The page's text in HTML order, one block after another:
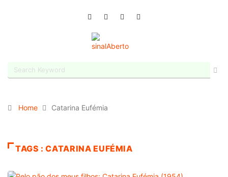
Home Catarina Eufémia
TAGS : CATARINA EUFÉMIA